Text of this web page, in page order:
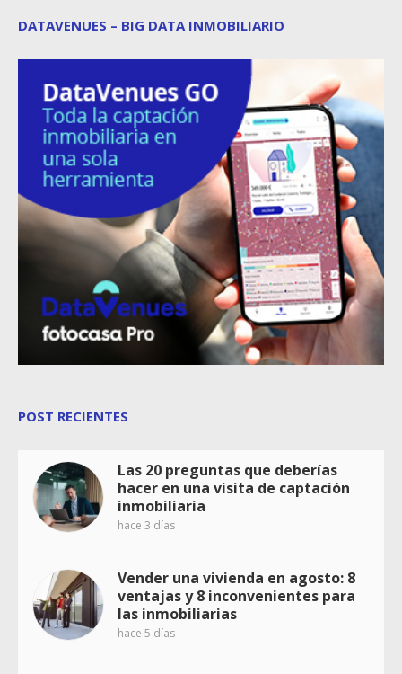
DATAVENUES – BIG DATA INMOBILIARIO
POST RECIENTES
Las 20 preguntas que deberías
hacer en una visita de captación
inmobiliaria
hace 3 días
Vender una vivienda en agosto: 8
ventajas y 8 inconvenientes para
las inmobiliarias
hace 5 días